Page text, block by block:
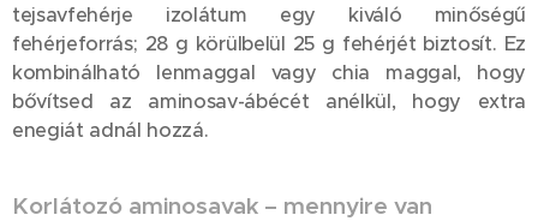
tejsavfehérje izolátum egy kiváló minőségű
fehérjeforrás; 28 g körülbelül 25 g fehérjét biztosít. Ez
kombinálható lenmaggal vagy chia maggal, hogy
bővítsed az aminosav-ábécét anélkül, hogy extra
enegiát adnál hozzá.
Korlátozó aminosavak – mennyire van